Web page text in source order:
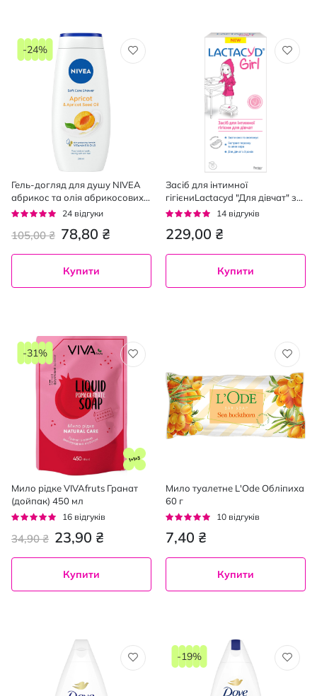
Гель-догляд для душу NIVEA
абрикос та олія абрикосових
кісточок 250 мл
Рейтинг:
24 відгуки
78,80 ₴
105,00 ₴
-24%
Купити
Засіб для інтимної
гігієниLactacyd "Для дівчат" з
дозатором 200 мл,
Рейтинг:
14 відгуків
229,00 ₴
Купити
Мило рідке VIVAfruts Гранат
(дойпак) 450 мл
Рейтинг:
16 відгуків
23,90 ₴
34,90 ₴
-31%
Купити
Мило туалетне L'Ode Обліпиха
60 г
Рейтинг:
10 відгуків
7,40 ₴
Купити
-19%